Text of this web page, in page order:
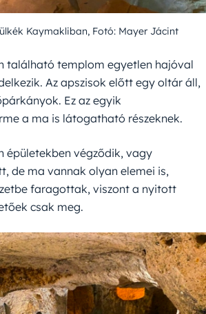
Kaymakliban, Fotó: Mayer Jácint
található templom egyetlen hajóval
Az apszisok előtt egy oltár áll,
Ez az egyik
a ma is látogatható részeknek.
épületekben végződik, vagy
de ma vannak olyan elemei is,
faragottak, viszont a nyitott
csak meg.